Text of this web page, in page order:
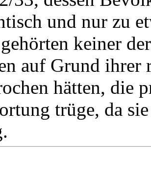
und nur zu
keiner
auf Grund
hätten, die
trüge, da